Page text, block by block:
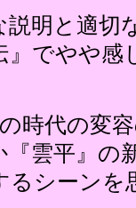
と適切
』でやや
時代の変
平』の新
るシーンを